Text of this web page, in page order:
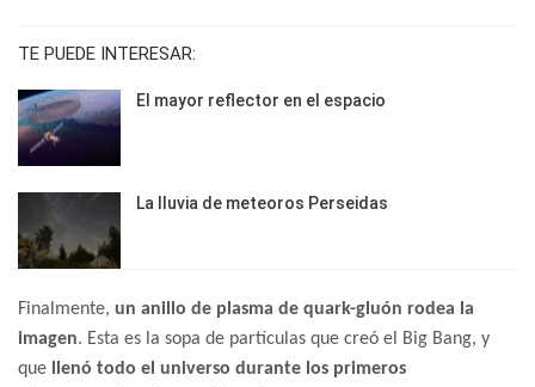
TE PUEDE INTERESAR:
El mayor reflector en el espacio
La lluvia de meteoros Perseidas
Finalmente, un anillo de plasma de quark-gluón rodea la
imagen. Esta es la sopa de partículas que creó el Big Bang, y
que
llenó todo el universo durante los primeros